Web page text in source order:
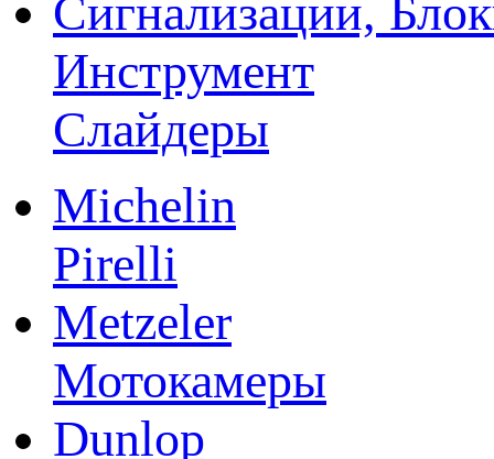
Сигнализации,
Инструмент
Слайдеры
Michelin
Pirelli
Metzeler
Мотокамеры
Dunlop